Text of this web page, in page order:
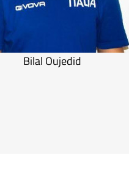
Bilal Oujedid